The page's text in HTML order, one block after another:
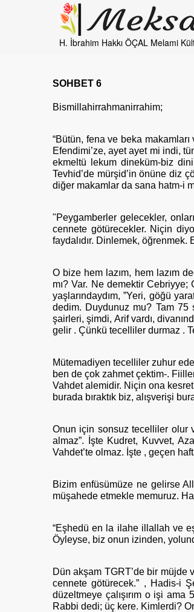
H. İbrahim Hakkı ÖÇAL Melami
SOHBET 6
Bismillahirrahmanirrahim;
“Bütün, fena ve beka
Efendimi’ze, ayet ayet mi indi,
ekmeltü lekum dineküm-biz
Tevhid’de mürşid’in önüne diz
diğer makamlar da sana hatm-i
"Peygamberler gelecekler,
cennete götürecekler. Niçin
faydalıdır. Dinlemek, öğrenmek.
O bize hem lazım, hem lazım
mı? Var. Ne demektir
yaşlarındaydım, ”Yeri, göğü
dedim. Duydunuz mu? Tam
şairleri, şimdi, Arif vardı,
gelir . Çünkü tecelliler durmaz .
Mütemadiyen tecelliler zuhur
ben de çok zahmet çektim-.
Vahdet alemidir. Niçin ona
burada bıraktık biz, alışverişi
Onun için sonsuz tecelliler olur
almaz”. İşte Kudret, Kuvvet,
Vahdet’te olmaz. İşte , geçen
Bizim enfüsümüze ne gelirse
müşahede etmekle memuruz.
“Eşhedü en la ilahe illallah ve
Öyleyse, biz onun izinden,
Dün akşam TGRT’de bir müjde
cennete götürecek.” , Hadis-i
düzeltmeye çalışırım o işi
Rabbi dedi; üç kere. Kimlerdi?